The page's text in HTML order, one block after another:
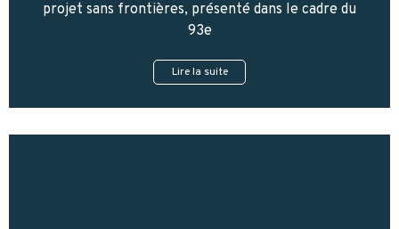
projet sans frontières, présenté dans le cadre du
93e
Lire la suite